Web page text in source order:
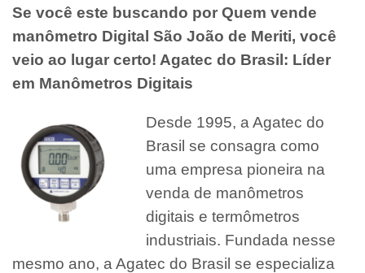
Se você este buscando por Quem vende
manômetro Digital São João de Meriti, você
veio ao lugar certo! Agatec do Brasil: Líder
em Manômetros Digitais
Desde 1995, a Agatec do
Brasil se consagra como
uma empresa pioneira na
venda de manômetros
digitais e termômetros
industriais. Fundada nesse
mesmo ano, a Agatec do Brasil se especializa